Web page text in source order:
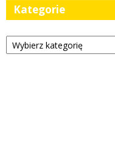
Kategorie
Kategorie